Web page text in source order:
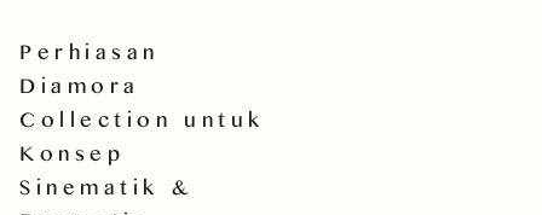
Perhiasan
Diamora
Collection untuk
Konsep
Sinematik &